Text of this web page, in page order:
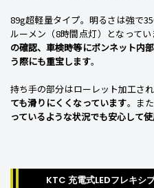
89g超軽量タイプ。明るさは強で
ルーメン（8時間点灯）となってい
の確認、車検時等にボンネット内
う際にも重宝します。
持ち手の部分はローレット加工され
ても滑りにくくなっています。ま
っているような状況でも安心して
KTC 充電式LEDフレキシ